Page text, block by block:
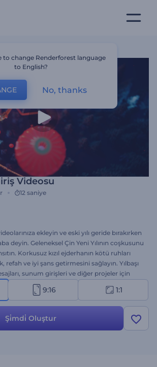
Videosu
12 saniye
ekleyin ve eski yılı geride bırakırken
deyin. Geleneksel Çin Yeni Yılının coşkusunu
Korkusuz kızıl ejderhanın kötü ruhları
ve iyi şans getirmesini sağlayın. Yılbaşı
sunum girişleri ve diğer projeler için
bugün elinizde!
9:16 1:1
Şi̇mdi̇ Oluştur
to change Renderforest language
to English?
No, thanks